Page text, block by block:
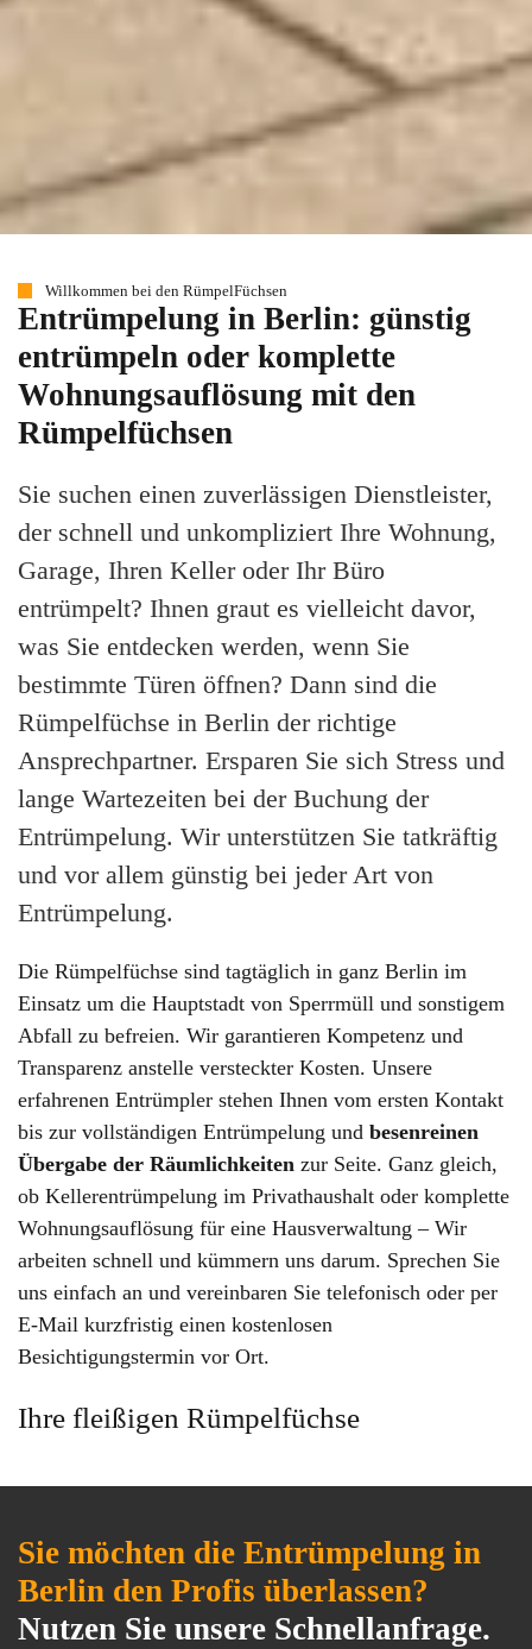
Willkommen bei den RümpelFüchsen
Entrümpelung in Berlin: günstig
entrümpeln oder komplette
Wohnungsauflösung mit den
Rümpelfüchsen
Sie suchen einen zuverlässigen Dienstleister,
der schnell und unkompliziert Ihre Wohnung,
Garage, Ihren Keller oder Ihr Büro
entrümpelt? Ihnen graut es vielleicht davor,
was Sie entdecken werden, wenn Sie
bestimmte Türen öffnen? Dann sind die
Rümpelfüchse in Berlin der richtige
Ansprechpartner. Ersparen Sie sich Stress und
lange Wartezeiten bei der Buchung der
Entrümpelung. Wir unterstützen Sie tatkräftig
und vor allem günstig bei jeder Art von
Entrümpelung.
Die Rümpelfüchse sind tagtäglich in ganz Berlin im
Einsatz um die Hauptstadt von Sperrmüll und sonstigem
Abfall zu befreien. Wir garantieren Kompetenz und
Transparenz anstelle versteckter Kosten. Unsere
erfahrenen Entrümpler stehen Ihnen vom ersten Kontakt
bis zur vollständigen Entrümpelung und besenreinen
Übergabe der Räumlichkeiten zur Seite. Ganz gleich,
ob Kellerentrümpelung im Privathaushalt oder komplette
Wohnungsauflösung für eine Hausverwaltung – Wir
arbeiten schnell und kümmern uns darum. Sprechen Sie
uns einfach an und vereinbaren Sie telefonisch oder per
E-Mail kurzfristig einen kostenlosen
Besichtigungstermin vor Ort.
Ihre fleißigen Rümpelfüchse
Sie möchten die Entrümpelung in
Berlin den Profis überlassen?
Nutzen Sie unsere Schnellanfrage.